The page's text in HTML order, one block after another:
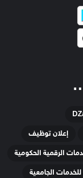
إعلان توظيف
الرقمية الحكومية
الجامعية